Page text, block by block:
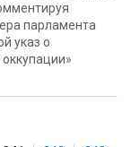
парламента
указ о